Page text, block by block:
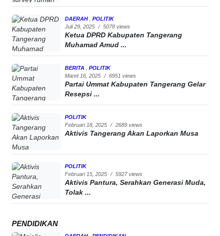
DAERAH
POLITIK
Juli 29, 2025 / 5078 views
Ketua DPRD Kabupaten Tangerang
Muhamad Amud ...
BERITA
POLITIK
Maret 16, 2025 / 6951 views
Partai Ummat Kabupaten Tangerang Gelar
Resepsi ...
POLITIK
Februari 18, 2025 / 2689 views
Aktivis Tangerang Akan Laporkan Musa
POLITIK
Februari 15, 2025 / 5927 views
Aktivis Pantura, Serahkan Generasi Muda,
Tolak ...
PENDIDIKAN